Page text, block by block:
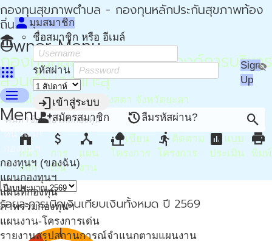
กองทุนสุขภาพตำบล - กองทุนหลักประกันสุขภาพท้อง
ถิ่น - กปท
Owner Menu
apps
person มุมสมาชิก
ชื่อสมาชิก หรือ อีเมล์
รหัสผ่าน visibility_off
loginเข้าสู่ระบบ
person_addสมัครสมาชิก restoreลืมรหัสผ่าน?
Sign
Up
menu
Menu
หน้าแรก
กองทุนฯ
กองทุนฯ (ของฉัน)
แผนกองทุนฯ
แผนที่กองทุน
ภาพรวมกองทุนฯ
แผนงาน-โครงการเด่น
รายงานสรุปสถานการณ์จำแนกตามแผนงาน
account_balance
กองทุนหลักประกันสุขภาพองค์การบริหาร
ส่วนตำบลถ้ำทะลุ
ตำบลถ้ำทะลุ อำเภอบันนังสตา จังหวัดยะลา
search
home
หน้า
หลัก
attach_money
การ
เงิน
device_hub
แผน
งาน
nature_peopleเขียน
โครงการ
directions_run ติดตาม
โครงการ
assessment แบบ
ประเมิน
print
พิมพ์
ร้อยละการเบิกเงินเทียบเงินทั้งหมด ปี 2569